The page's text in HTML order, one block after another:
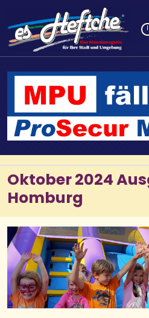
Oktober 2024
Homburg